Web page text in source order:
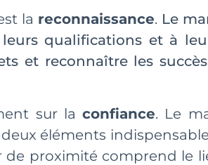
la reconnaissance. Le
qualifications et à
et reconnaître les
sur la confiance. Le
éléments
proximité comprend le